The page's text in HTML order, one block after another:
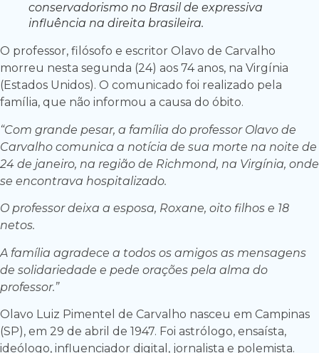
conservadorismo no Brasil de expressiva
influência na direita brasileira.
O professor, filósofo e escritor Olavo de Carvalho
morreu nesta segunda (24) aos 74 anos, na Virgínia
(Estados Unidos). O comunicado foi realizado pela
família, que não informou a causa do óbito.
“Com grande pesar, a família do professor Olavo de
Carvalho comunica a notícia de sua morte na noite de
24 de janeiro, na região de Richmond, na Virgínia, onde
se encontrava hospitalizado.
O professor deixa a esposa, Roxane, oito filhos e 18
netos.
A família agradece a todos os amigos as mensagens
de solidariedade e pede orações pela alma do
professor.”
Olavo Luiz Pimentel de Carvalho nasceu em Campinas
(SP), em 29 de abril de 1947. Foi astrólogo, ensaísta,
ideólogo, influenciador digital, jornalista e polemista.